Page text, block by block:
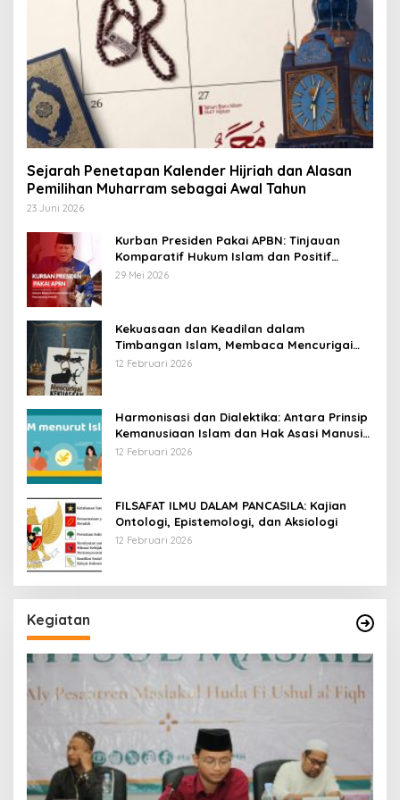
Sejarah Penetapan Kalender Hijriah dan Alasan
Pemilihan Muharram sebagai Awal Tahun
23 Juni 2026
Kurban Presiden Pakai APBN: Tinjauan
Komparatif Hukum Islam dan Positif
Negara
29 Mei 2026
Kekuasaan dan Keadilan dalam
Timbangan Islam, Membaca Mencurigai
Kekuasaan Karya Fitron Nur Iksan
12 Februari 2026
Harmonisasi dan Dialektika: Antara Prinsip
Kemanusiaan Islam dan Hak Asasi Manusia
Universal
12 Februari 2026
FILSAFAT ILMU DALAM PANCASILA: Kajian
Ontologi, Epistemologi, dan Aksiologi
12 Februari 2026
Kegiatan